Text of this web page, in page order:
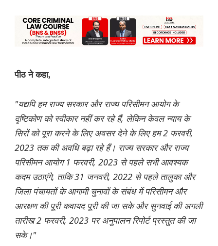
पीठ ने कहा,
"यद्यपि हम राज्य सरकार और राज्य परिसीमन आयोग के
दृष्टिकोण को स्वीकार नहीं कर रहे हैं, लेकिन केवल न्याय के
सिरों को पूरा करने के लिए अवसर देने के लिए हम 2 फरवरी,
2023 तक की अवधि बढ़ा रहे हैं। राज्य सरकार और राज्य
परिसीमन आयोग 1 फरवरी, 2023 से पहले सभी आवश्यक
कदम उठाएंगे, ताकि 31 जनवरी, 2022 से पहले तालुका और
जिला पंचायतों के आगामी चुनावों के संबंध में परिसीमन और
आरक्षण की पूरी कवायद पूरी की जा सके और सुनवाई की अगली
तारीख 2 फरवरी, 2023 पर अनुपालन रिपोर्ट प्रस्तुत की जा
सके।"